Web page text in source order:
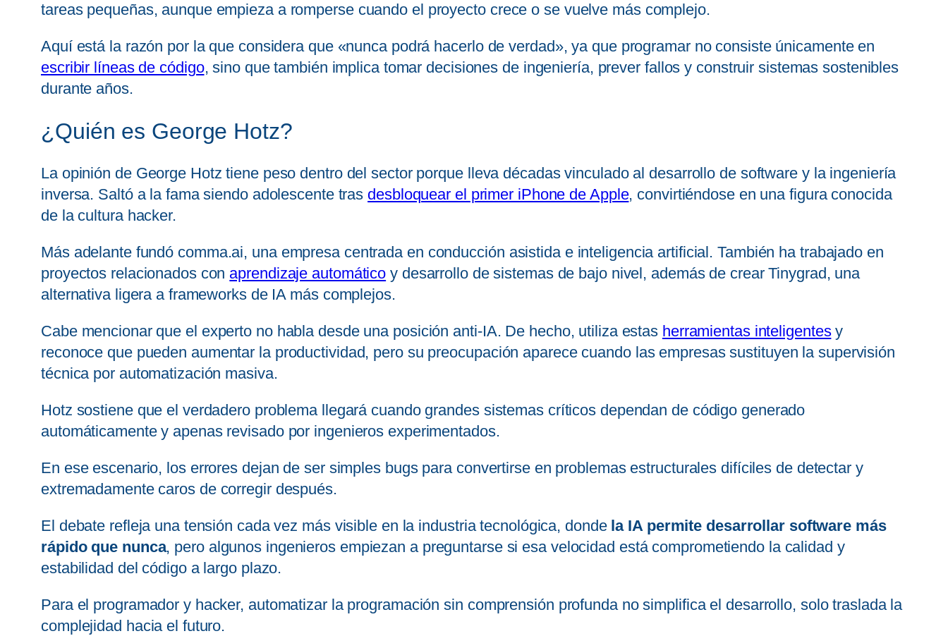
tareas pequeñas, aunque empieza a romperse cuando el proyecto crece o se vuelve más complejo.
Aquí está la razón por la que considera que «nunca podrá hacerlo de verdad», ya que programar no consiste únicamente en
escribir líneas de código, sino que también implica tomar decisiones de ingeniería, prever fallos y construir sistemas sostenibles
durante años.
¿Quién es George Hotz?
La opinión de George Hotz tiene peso dentro del sector porque lleva décadas vinculado al desarrollo de software y la ingeniería
inversa. Saltó a la fama siendo adolescente tras desbloquear el primer iPhone de Apple, convirtiéndose en una figura conocida
de la cultura hacker.
Más adelante fundó comma.ai, una empresa centrada en conducción asistida e inteligencia artificial. También ha trabajado en
proyectos relacionados con aprendizaje automático y desarrollo de sistemas de bajo nivel, además de crear Tinygrad, una
alternativa ligera a frameworks de IA más complejos.
Cabe mencionar que el experto no habla desde una posición anti-IA. De hecho, utiliza estas herramientas inteligentesy
reconoce que pueden aumentar la productividad, pero su preocupación aparece cuando las empresas sustituyen la supervisión
técnica por automatización masiva.
Hotz sostiene que el verdadero problema llegará cuando grandes sistemas críticos dependan de código generado
automáticamente y apenas revisado por ingenieros experimentados.
En ese escenario, los errores dejan de ser simples bugs para convertirse en problemas estructurales difíciles de detectar y
extremadamente caros de corregir después.
El debate refleja una tensión cada vez más visible en la industria tecnológica, donde la IA permite desarrollar software más
rápido que nunca, pero algunos ingenieros empiezan a preguntarse si esa velocidad está comprometiendo la calidad y
estabilidad del código a largo plazo.
Para el programador y hacker, automatizar la programación sin comprensión profunda no simplifica el desarrollo, solo traslada la
complejidad hacia el futuro.